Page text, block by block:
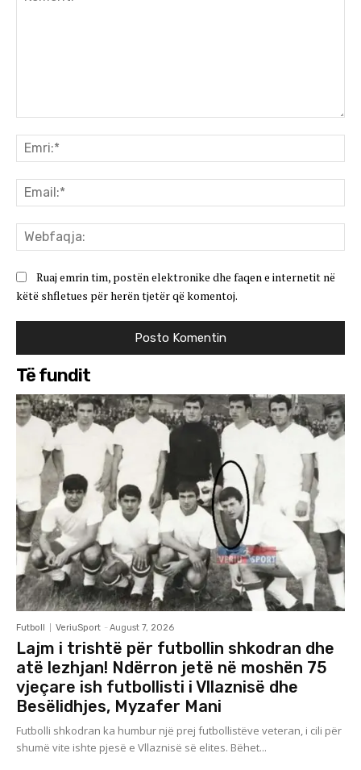
Ruaj emrin tim, postën elektronike dhe faqen e internetit në
këtë shfletues për herën tjetër që komentoj.
Të fundit
Futboll VeriuSport - August 7, 2026
Lajm i trishtë për futbollin shkodran dhe
atë lezhjan! Ndërron jetë në moshën 75
vjeçare ish futbollisti i Vllaznisë dhe
Besëlidhjes, Myzafer Mani
Futbolli shkodran ka humbur një prej futbollistëve veteran, i cili për
shumë vite ishte pjesë e Vllaznisë së elites. Bëhet...